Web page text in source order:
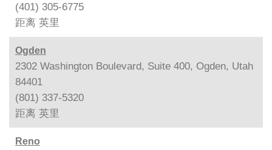
(401) 305-6775
距离 英里
Ogden
2302 Washington Boulevard, Suite 400, Ogden, Utah
84401
(801) 337-5320
距离 英里
Reno